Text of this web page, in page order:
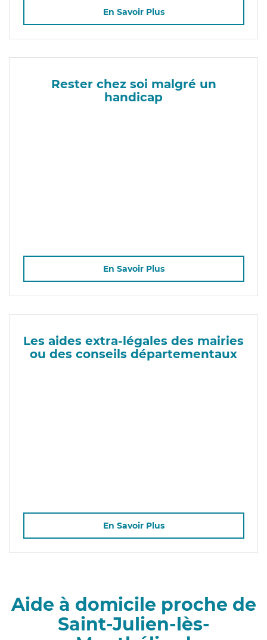
En Savoir Plus
Rester chez soi malgré un
handicap
En Savoir Plus
Les aides extra-légales des mairies
ou des conseils départementaux
En Savoir Plus
Aide à domicile proche de
Saint-Julien-lès-